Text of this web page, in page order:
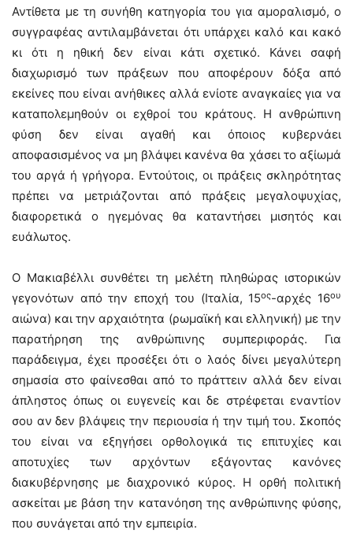
Αντίθετα με τη συνήθη κατηγορία του για αμοραλισμό, ο
συγγραφέας αντιλαμβάνεται ότι υπάρχει καλό και κακό
κι ότι η ηθική δεν είναι κάτι σχετικό. Κάνει σαφή
διαχωρισμό των πράξεων που αποφέρουν δόξα από
εκείνες που είναι ανήθικες αλλά ενίοτε αναγκαίες για να
καταπολεμηθούν οι εχθροί του κράτους. Η ανθρώπινη
φύση δεν είναι αγαθή και όποιος κυβερνάει
αποφασισμένος να μη βλάψει κανένα θα χάσει το αξίωμά
του αργά ή γρήγορα. Εντούτοις, οι πράξεις σκληρότητας
πρέπει να μετριάζονται από πράξεις μεγαλοψυχίας,
διαφορετικά ο ηγεμόνας θα καταντήσει μισητός και
ευάλωτος.
Ο Μακιαβέλλι συνθέτει τη μελέτη πληθώρας ιστορικών
γεγονότων από την εποχή του (Ιταλία, 15ος-αρχές 16ου
αιώνα) και την αρχαιότητα (ρωμαϊκή και ελληνική) με την
παρατήρηση της ανθρώπινης συμπεριφοράς. Για
παράδειγμα, έχει προσέξει ότι ο λαός δίνει μεγαλύτερη
σημασία στο φαίνεσθαι από το πράττειν αλλά δεν είναι
άπληστος όπως οι ευγενείς και δε στρέφεται εναντίον
σου αν δεν βλάψεις την περιουσία ή την τιμή του. Σκοπός
του είναι να εξηγήσει ορθολογικά τις επιτυχίες και
αποτυχίες των αρχόντων εξάγοντας κανόνες
διακυβέρνησης με διαχρονικό κύρος. Η ορθή πολιτική
ασκείται με βάση την κατανόηση της ανθρώπινης φύσης,
που συνάγεται από την εμπειρία.